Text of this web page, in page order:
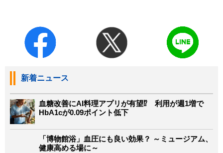
新着ニュース
血糖改善にAI料理アプリが有望⁉ 利用が週1増で
HbA1cが0.09ポイント低下
「博物館浴」血圧にも良い効果？ ～ミュージアム、
健康高める場に～